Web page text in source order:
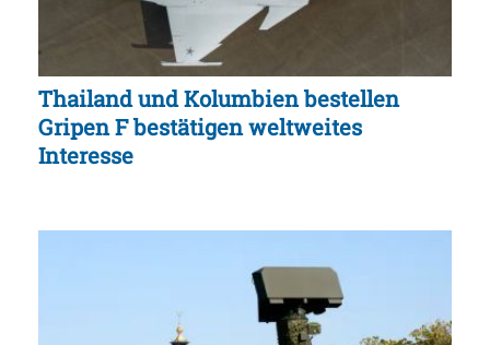
Thailand und Kolumbien bestellen
Gripen F bestätigen weltweites
Interesse